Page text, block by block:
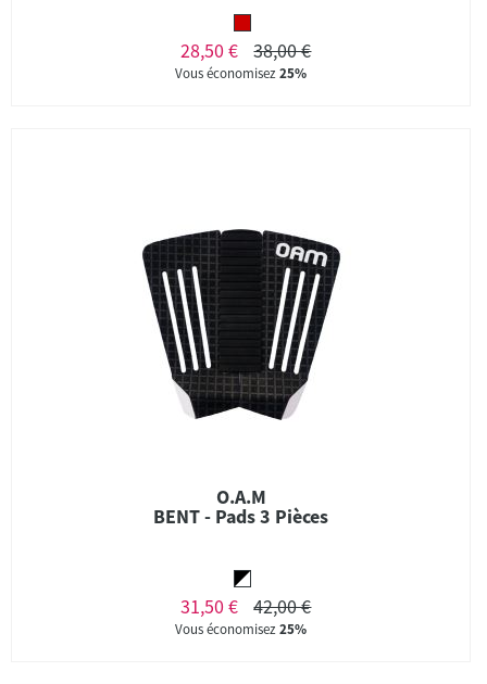
28,50 € 38,00 €
Vous économisez25%
O.A.M
BENT - Pads 3 Pièces
31,50 € 42,00 €
Vous économisez25%